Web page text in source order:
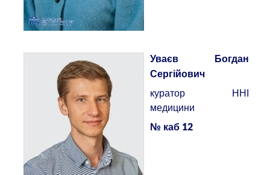
Уваєв Богдан
Сергійович
куратор ННІ
медицини
№ каб 12